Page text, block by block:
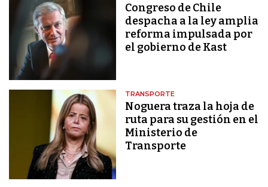
Congreso de Chile
despacha a la ley amplia
reforma impulsada por
el gobierno de Kast
TRANSPORTE
Noguera traza la hoja de
ruta para su gestión en el
Ministerio de
Transporte